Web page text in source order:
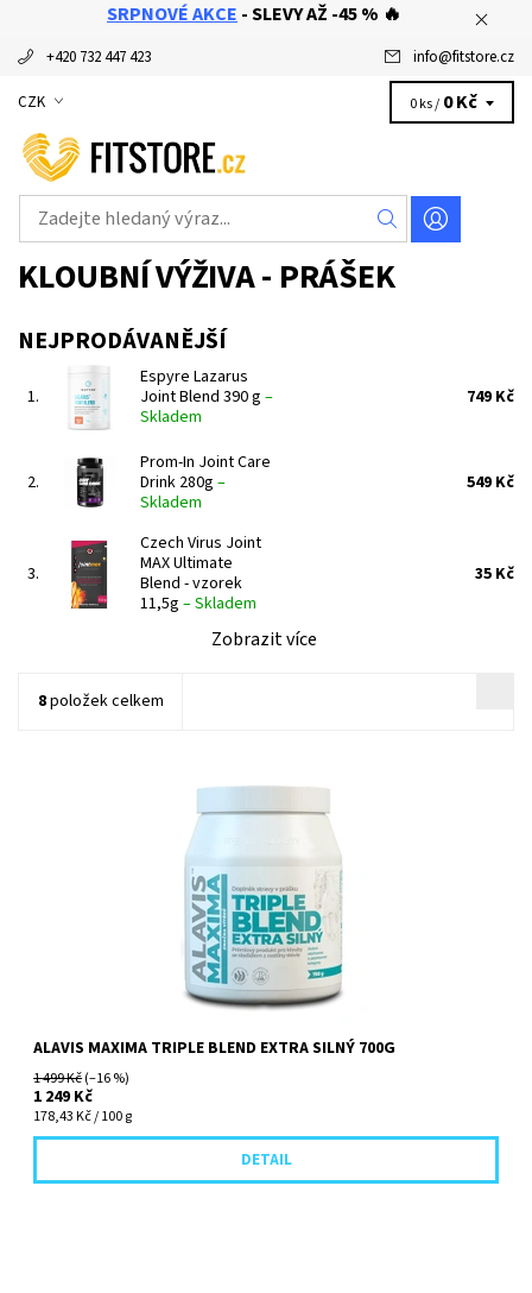
SRPNOVÉ AKCE - SLEVY AŽ -45 % 🔥
+420 732 447 423 info@fitstore.cz
CZK 0 ks / 0 Kč
KLOUBNÍ VÝŽIVA - PRÁŠEK
NEJPRODÁVANĚJŠÍ
1.
Espyre Lazarus
Joint Blend 390 g –
Skladem
749 Kč
2.
Prom-In Joint Care
Drink 280g –
Skladem
549 Kč
3.
Czech Virus Joint
MAX Ultimate
Blend - vzorek
11,5g –Skladem
35 Kč
Zobrazit více
8položek celkem
Komplexní výživa pro lidské klouby.
ALAVIS MAXIMA TRIPLE BLEND EXTRA SILNÝ 700G
1 499 Kč(–16 %)
1 249 Kč
178,43 Kč / 100 g
DETAIL